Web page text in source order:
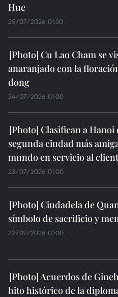
Hue
25/07/2026 01:30
Cu Lao Cham se
anaranjado con la
dong
24/07/2026 01:00
Clasifican a Hanoi
segunda ciudad más
mundo en servicio al
23/07/2026 01:00
Ciudadela de
símbolo de sacrificio y
22/07/2026 01:00
Acuerdos de
hito histórico de la